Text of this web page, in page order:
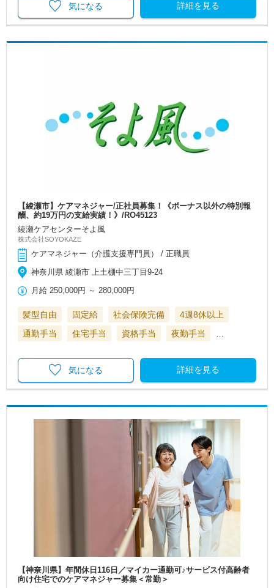
詳細を見る
気になる
【綾瀬市】ケアマネジャー/正社員募集！《ボーナス以外の特別報
酬、約19万円の支給実績！》/RO45123
綾瀬ケアセンターそよ風
株式会社SOYOKAZE
ケアマネジャー（介護支援専門員） / 正職員
神奈川県 綾瀬市 上土棚中三丁目9-24
月給 250,000円 ～280,000円
髪型自由 固定給 社会保険完備
4週8休以上
通勤手当
住宅手当 資格手当 夜勤手当 …
詳細を見る
気になる
【神奈川県】年間休日116日／マイカー通勤可♪サービス付高齢者
向け住宅でのケアマネジャー募集＜常勤＞